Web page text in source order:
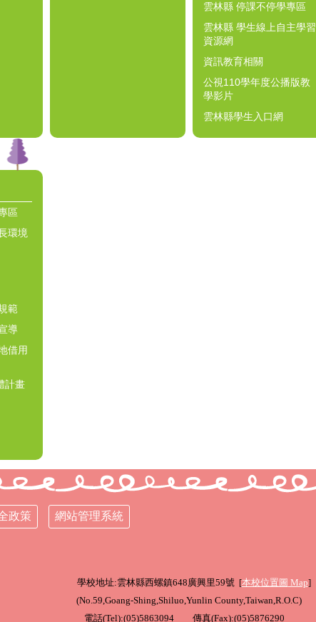
雲林縣 停課不停學專區
雲林縣 學生線上自主學習
資源網
資訊教育相關
公視110學年度公播版教
學影片
雲林縣學生入口網
區
環境
範
導
借用
計畫
政策 網站管理系統
學校地址:雲林縣西螺鎮648廣興里59號 [本校位置圖 Map]
(No.59,Goang-Shing,Shiluo,Yunlin County,Taiwan,R.O.C)
電話(Tel):(05)5863094 傳真(Fax):(05)5876290